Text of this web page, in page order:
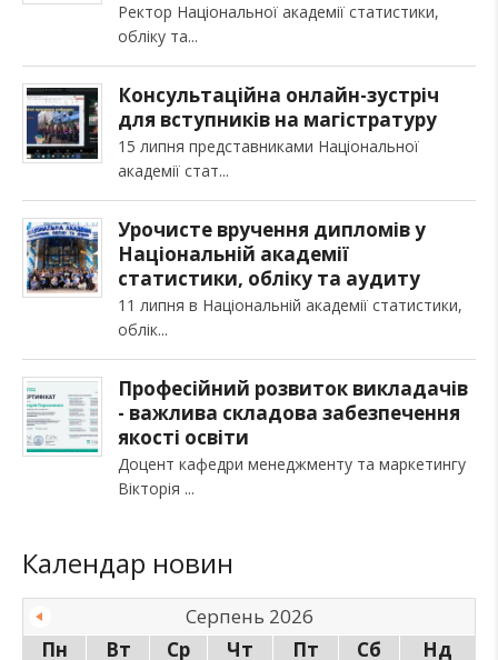
Ректор Національної академії статистики,
обліку та
Консультаційна онлайн-зустріч
для вступників на магістратуру
15 липня представниками Національної
академії стат
Урочисте вручення дипломів у
Національній академії
статистики, обліку та аудиту
11 липня в Національній академії статистики,
облік
Професійний розвиток викладачів
- важлива складова забезпечення
якості освіти
Доцент кафедри менеджменту та маркетингу
Вікторія
Календар новин
Серпень 2026
Пн
Вт Ср Чт Пт Сб
Нд